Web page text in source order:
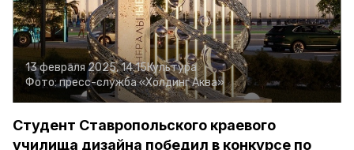
13 февраля 2025, 14:15Культура
Фото:пресс-служба «Холдинг Аква»
Студент Ставропольского краевого
училища дизайна победил в конкурсе по